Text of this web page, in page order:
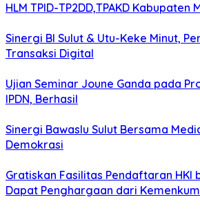
HLM TPID-TP2DD,TPAKD Kabupaten
Sinergi BI Sulut & Utu-Keke Minut,
Transaksi Digital
Ujian Seminar Joune Ganda pada
IPDN, Berhasil
Sinergi Bawaslu Sulut Bersama
Demokrasi
Gratiskan Fasilitas Pendaftaran HKI
Dapat Penghargaan dari